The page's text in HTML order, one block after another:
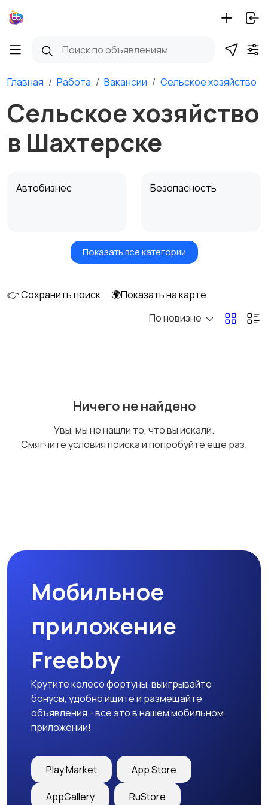
Главная Работа Вакансии Сельское хозяйство
Сельское хозяйство
в Шахтерске
Автобизнес Безопасность
Бытовые услуги и
Высший менеджмент
Добыча сырья,
Медицина Начало карьеры
Образование и наука
закупки
Показать все категории
👉 Сохранить поиск
🌍Показать на карте
По новизне
Ничего не найдено
Увы, мы не нашли то, что вы искали.
Смягчите условия поиска и попробуйте еще раз.
Мобильное
приложение
Freebby
Крутите колесо фортуны, выигрывайте
бонусы, удобно ищите и размещайте
объявления - все это в нашем мобильном
приложении!
Play Market App Store
AppGallery RuStore